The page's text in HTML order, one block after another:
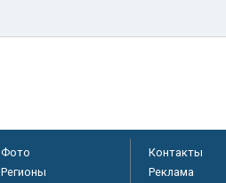
Фото
Регионы
Контакты
Реклама